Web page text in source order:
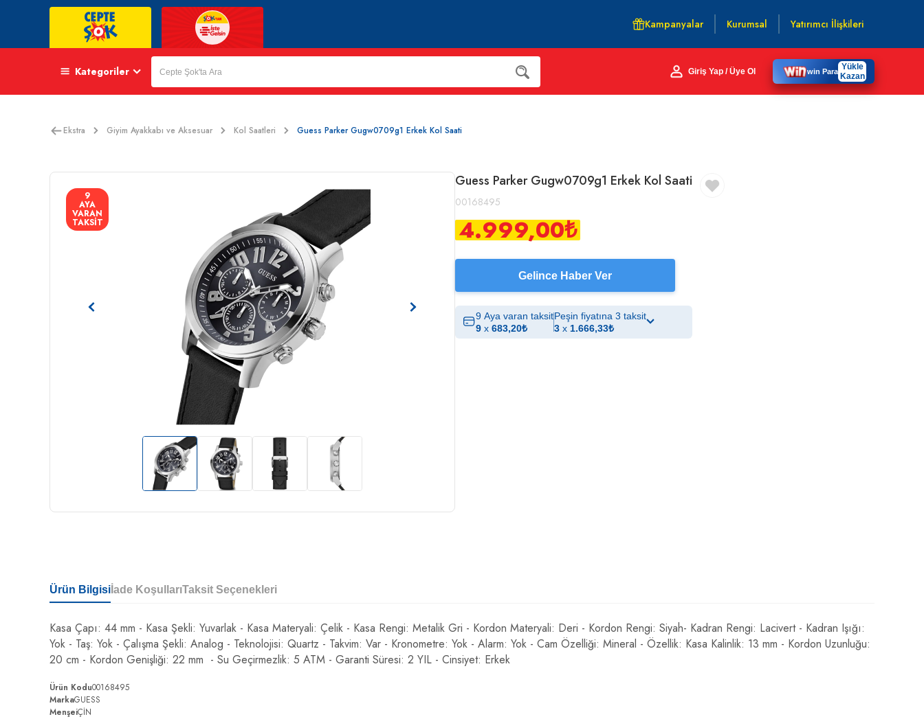
Kampanyalar Kurumsal Yatırımcı İlişkileri
Kategoriler Giriş Yap / Üye Ol win Para Yükle
Kazan
Ekstra Giyim Ayakkabı ve Aksesuar Kol Saatleri Guess Parker Gugw0709g1 Erkek Kol Saati
9
AYA
VARAN
TAKSİT
Guess Parker Gugw0709g1 Erkek Kol Saati
00168495
4.999,00₺
Gelince Haber Ver
9 Aya varan taksit
9 x 683,20₺
Peşin fiyatına 3 taksit
3 x 1.666,33₺
Ürün Bilgisi İade KoşullarıTaksit Seçenekleri
Kasa Çapı: 44 mm - Kasa Şekli: Yuvarlak - Kasa Materyali: Çelik - Kasa Rengi: Metalik Gri - Kordon Materyali: Deri - Kordon Rengi: Siyah- Kadran Rengi: Lacivert - Kadran Işığı:
Yok - Taş: Yok - Çalışma Şekli: Analog - Teknolojisi: Quartz - Takvim: Var - Kronometre: Yok - Alarm: Yok - Cam Özelliği: Mineral - Özellik: Kasa Kalinlik: 13 mm - Kordon Uzunluğu:
20 cm - Kordon Genişliği: 22 mm - Su Geçirmezlik: 5 ATM - Garanti Süresi: 2 YIL - Cinsiyet: Erkek
Ürün Kodu00168495
MarkaGUESS
MenşeiÇİN